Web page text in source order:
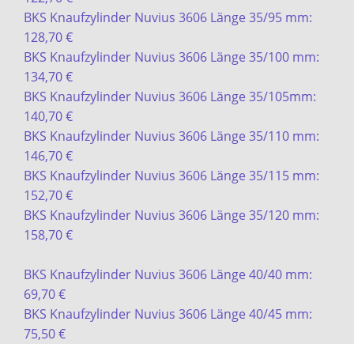
BKS Knaufzylinder Nuvius 3606 Länge 35/95 mm:
128,70 €
BKS Knaufzylinder Nuvius 3606 Länge 35/100 mm:
134,70 €
BKS Knaufzylinder Nuvius 3606 Länge 35/105mm:
140,70 €
BKS Knaufzylinder Nuvius 3606 Länge 35/110 mm:
146,70 €
BKS Knaufzylinder Nuvius 3606 Länge 35/115 mm:
152,70 €
BKS Knaufzylinder Nuvius 3606 Länge 35/120 mm:
158,70 €
BKS Knaufzylinder Nuvius 3606 Länge 40/40 mm:
69,70 €
BKS Knaufzylinder Nuvius 3606 Länge 40/45 mm:
75,50 €